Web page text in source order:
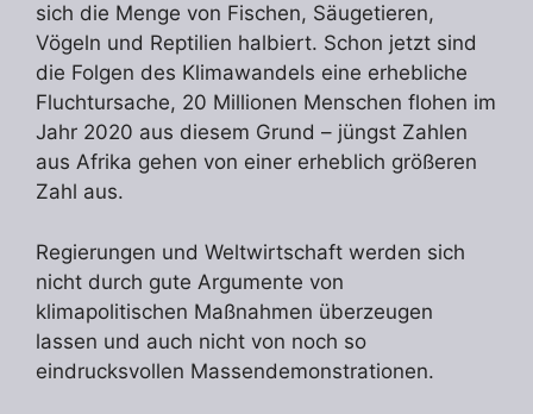
sich die Menge von Fischen, Säugetieren,
Vögeln und Reptilien halbiert. Schon jetzt sind
die Folgen des Klimawandels eine erhebliche
Fluchtursache, 20 Millionen Menschen flohen im
Jahr 2020 aus diesem Grund – jüngst Zahlen
aus Afrika gehen von einer erheblich größeren
Zahl aus.
Regierungen und Weltwirtschaft werden sich
nicht durch gute Argumente von
klimapolitischen Maßnahmen überzeugen
lassen und auch nicht von noch so
eindrucksvollen Massendemonstrationen.